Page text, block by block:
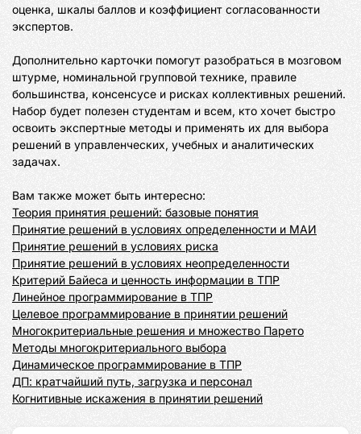
оценка, шкалы баллов и коэффициент согласованности
экспертов.
Дополнительно карточки помогут разобраться в мозговом
штурме, номинальной групповой технике, правиле
большинства, консенсусе и рисках коллективных решений.
Набор будет полезен студентам и всем, кто хочет быстро
освоить экспертные методы и применять их для выбора
решений в управленческих, учебных и аналитических
задачах.
Теория принятия решений: базовые понятия
Принятие решений в условиях определенности и МАИ
Принятие решений в условиях риска
Принятие решений в условиях неопределенности
Критерий Байеса и ценность информации в ТПР
Линейное программирование в ТПР
Целевое программирование в принятии решений
Многокритериальные решения и множество Парето
Методы многокритериального выбора
Динамическое программирование в ТПР
ДП: кратчайший путь, загрузка и персонал
Когнитивные искажения в принятии решений